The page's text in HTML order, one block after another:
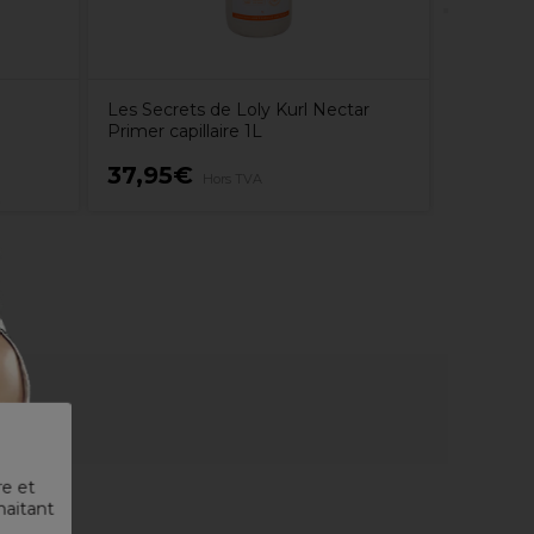
et
Les Secrets de Loly Kurl Nectar
Primer capillaire 1L
37,95€